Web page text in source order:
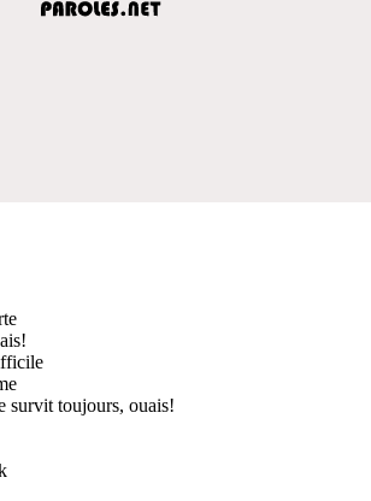
survit toujours, ouais!